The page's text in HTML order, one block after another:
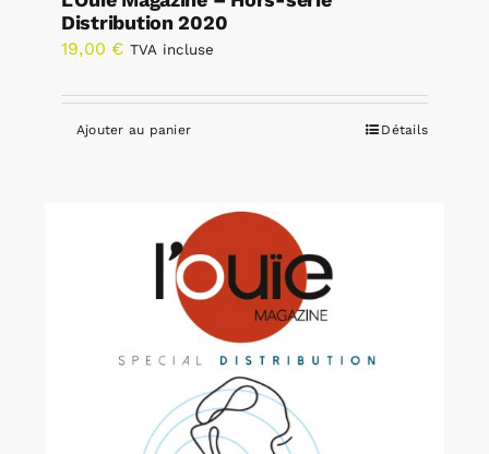
Distribution 2020
19,00 € TVA incluse
Ajouter au panier Détails